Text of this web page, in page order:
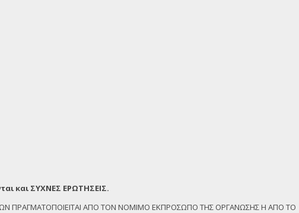
και ΣΥΧΝΕΣ ΕΡΩΤΗΣΕΙΣ.
ΠΡΑΓΜΑΤΟΠΟΙΕΙΤΑΙ ΑΠΟ ΤΟΝ ΝΟΜΙΜΟ ΕΚΠΡΟΣΩΠΟ ΤΗΣ ΟΡΓΑΝΩΣΗΣ Η ΑΠΟ ΤΟ